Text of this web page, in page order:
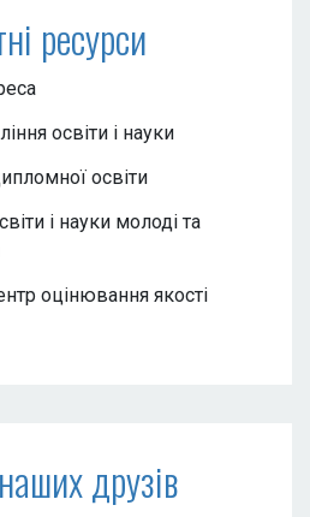
ресурси
освіти і науки
освіти
і науки молоді та
оцінювання якості
друзів